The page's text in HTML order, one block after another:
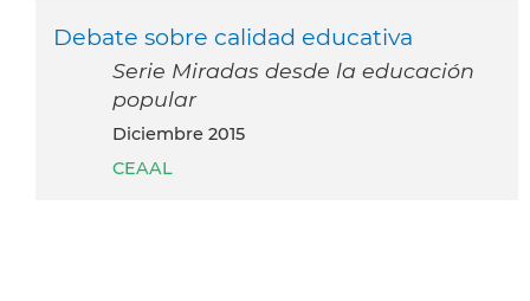
Debate sobre calidad educativa
Serie Miradas desde la educación
popular
diciembre 2015
CEAAL